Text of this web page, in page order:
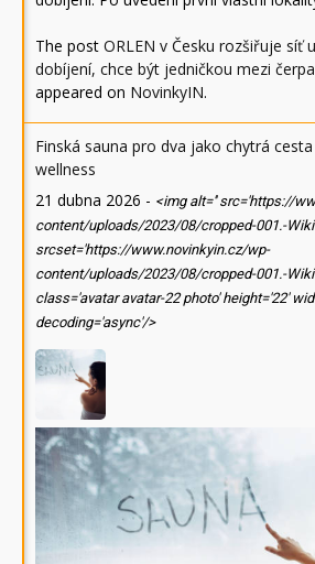
The post ORLEN v Česku rozšiřuje síť
dobíjení, chce být jedničkou mezi
appeared on NovinkyIN.
Finská sauna pro dva jako chytrá
wellness
21 dubna 2026 - <img alt='' src='https://
content/uploads/2023/08/cropped-001.-
srcset='https://www.novinkyin.cz/wp-
content/uploads/2023/08/cropped-001.-
class='avatar avatar-22 photo' height='22'
decoding='async'/>